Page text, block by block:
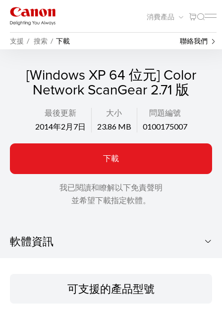
消費產品
支援 搜索 下載 聯絡我們
[Windows XP 64 位元] Color
Network ScanGear 2.71 版
最後更新
2014年2月7日
大小
23.86 MB
問題編號
0100175007
下載
我已閱讀和瞭解以下免責聲明
並希望下載指定軟體。
軟體資訊
可支援的產品型號